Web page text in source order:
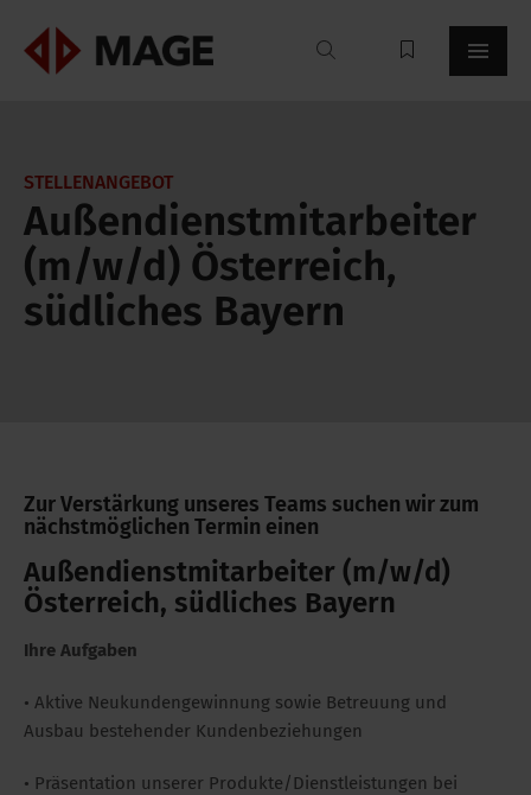
Mageroof
STELLENANGEBOT
Außendienstmitarbeiter
(m/w/d) Österreich,
südliches Bayern
Zur Verstärkung unseres Teams suchen wir zum
nächstmöglichen Termin einen
Außendienstmitarbeiter (m/w/d)
Österreich, südliches Bayern
Ihre Aufgaben
• Aktive Neukundengewinnung sowie Betreuung und
Ausbau bestehender Kundenbeziehungen
• Präsentation unserer Produkte/Dienstleistungen bei